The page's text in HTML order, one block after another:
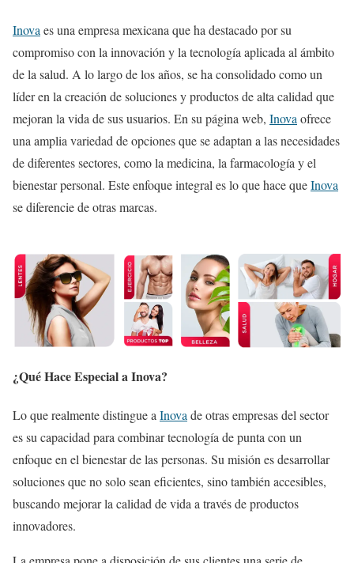
Inovaes una empresa mexicana que ha destacado por su
compromiso con la innovación y la tecnología aplicada al ámbito
de la salud. A lo largo de los años, se ha consolidado como un
líder en la creación de soluciones y productos de alta calidad que
mejoran la vida de sus usuarios. En su página web, Inovaofrece
una amplia variedad de opciones que se adaptan a las necesidades
de diferentes sectores, como la medicina, la farmacología y el
bienestar personal. Este enfoque integral es lo que hace queInova
se diferencie de otras marcas.
¿Qué Hace Especial a Inova?
Lo que realmente distingue a Inova de otras empresas del sector
es su capacidad para combinar tecnología de punta con un
enfoque en el bienestar de las personas. Su misión es desarrollar
soluciones que no solo sean eficientes, sino también accesibles,
buscando mejorar la calidad de vida a través de productos
innovadores.